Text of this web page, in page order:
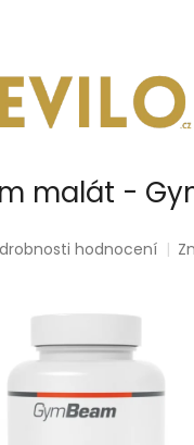
malát -
hodnocení